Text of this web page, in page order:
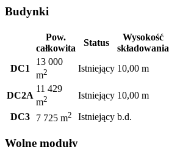
Budynki
Pow.
całkowita
Status
Wysokość
składowania
DC1
13 000
m2 Istniejący 10,00 m
DC2A
11 429
m2 Istniejący 10,00 m
DC3 7 725 m2 Istniejący b.d.
Wolne moduły